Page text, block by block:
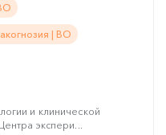
| ВО
и клинической
экспери...